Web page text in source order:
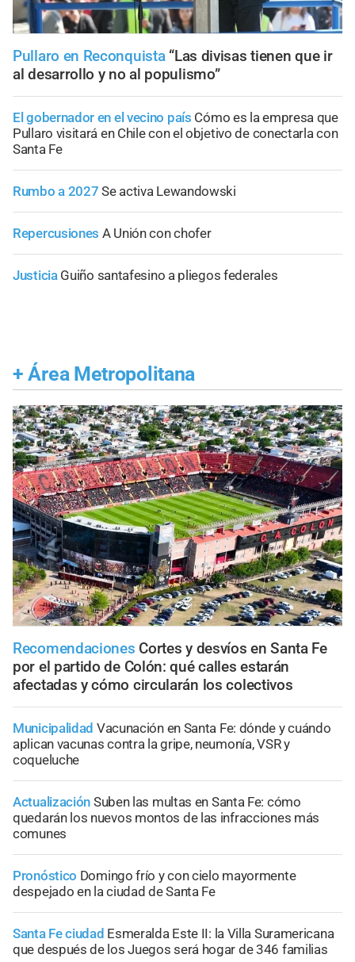
Pullaro en Reconquista “Las divisas tienen que ir
al desarrollo y no al populismo”
El gobernador en el vecino país Cómo es la empresa que
Pullaro visitará en Chile con el objetivo de conectarla con
Santa Fe
Rumbo a 2027 Se activa Lewandowski
Repercusiones A Unión con chofer
Justicia Guiño santafesino a pliegos federales
+ Área Metropolitana
Recomendaciones Cortes y desvíos en Santa Fe
por el partido de Colón: qué calles estarán
afectadas y cómo circularán los colectivos
Municipalidad Vacunación en Santa Fe: dónde y cuándo
aplican vacunas contra la gripe, neumonía, VSR y
coqueluche
Actualización Suben las multas en Santa Fe: cómo
quedarán los nuevos montos de las infracciones más
comunes
Pronóstico Domingo frío y con cielo mayormente
despejado en la ciudad de Santa Fe
Santa Fe ciudad Esmeralda Este II: la Villa Suramericana
que después de los Juegos será hogar de 346 familias